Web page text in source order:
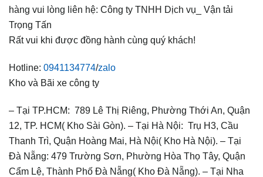
hàng vui lòng liên hệ: Công ty TNHH Dịch vụ_ Vận tải
Trọng Tấn
Rất vui khi được đồng hành cùng quý khách!
Hotline: 0941134774/zalo
Kho và Bãi xe công ty
– Tại TP.HCM: 789 Lê Thị Riêng, Phường Thới An, Quận
12, TP. HCM( Kho Sài Gòn). – Tại Hà Nội: Trụ H3, Cầu
Thanh Trì, Quận Hoàng Mai, Hà Nội( Kho Hà Nội). – Tại
Đà Nẵng: 479 Trường Sơn, Phường Hòa Thọ Tây, Quận
Cẩm Lệ, Thành Phố Đà Nẵng( Kho Đà Nẵng). – Tại Nha